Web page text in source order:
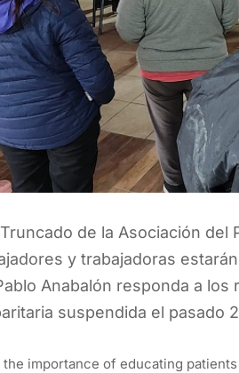
de la Asociación
y trabajadoras
Anabalón responda a
suspendida el pasado
importance of educating